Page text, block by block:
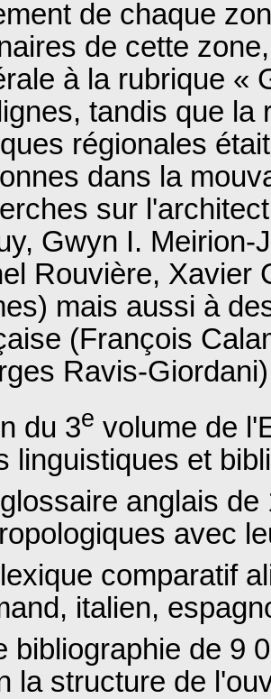
de chaque
de cette
à la rubrique «
tandis que la
régionales
dans la
sur
Gwyn I. Meirion-
Rouvière, Xavier
mais aussi à
(François
Ravis-
du 3e volume de
linguistiques et
anglais
avec
comparatif
italien,
bibliographie de 9
la structure de